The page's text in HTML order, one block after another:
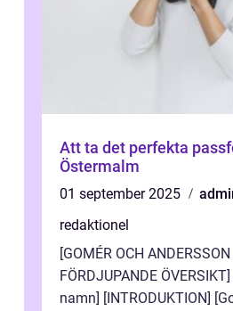
Att ta det perfekta
Östermalm
01 september 2025
redaktionel
[GOMÉR OCH
FÖRDJUPANDE
namn] [INTRODUKTION]